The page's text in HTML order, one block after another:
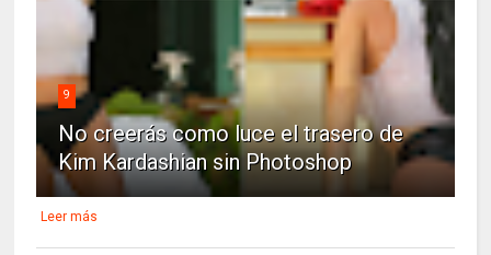
9
No creerás como luce el trasero de
Kim Kardashian sin Photoshop
Leer más